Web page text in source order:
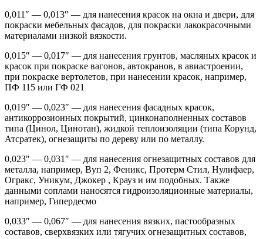
0,011″ — 0,013″ — для нанесения красок на окна и двери, для
покраски мебельных фасадов, для покраски лакокрасочными
материалами низкой вязкости.
0,015″ — 0,017″ — для нанесения грунтов, масляных красок и
красок при покраске вагонов, автокранов, в авиастроении,
при покраске вертолетов, при нанесении красок, например,
ПФ 115 или ГФ 021
0,019″ — 0,023″ — для нанесения фасадных красок,
антикоррозионных покрытий, цинконаполненных составов
типа (Цинол, Цинотан), жидкой теплоизоляции (типа Корунд,
Атсратек), огнезащиты по дереву или по металлу.
0,023″ — 0,031″ — для нанесения огнезащитных составов для
металла, например, Вуп 2, Феникс, Протерм Стил, Нулифаер,
Огракс, Уникум, Джокер , Крауз и им подобных. Также
данными соплами наносятся гидроизоляционные материалы,
например, Гипердесмо
0,033″ — 0,067″ — для нанесения вязких, пастообразных
составов, сверхвязких или тягучих огнезащитных составов,